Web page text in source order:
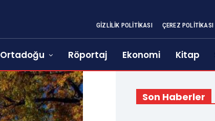
GIZLILIK POLITIKASI ÇEREZ POLITIKASI
Ortadoğu Röportaj Ekonomi Kitap
Son Haberler